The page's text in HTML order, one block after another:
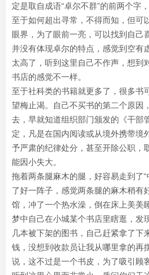
定是取自成语“卓尔不群”的前两个字
至于如何超出寻常，不得而知，但可
眼界，为了眼前一亮，可以找到自己
并没有体现卓尔的特点，感觉到空有
太高了，听到这里自己不作声，想到
书店的感觉不一样。
至于社科类的书籍就更多了，很多书
望梅止渴。自己不买书的第二个原因
去，早就知道组织部门颁发的《干部
定，凡是在国内阅读或从境外携带境
予严肃的纪律处分，甚至开除公职，
能因小失大。
拖着两条腿麻木的腿，好容易走到了
了好一阵子，感觉两条腿的麻木稍有
馆，冲了一个热水澡，倒在床上美美
梦中自己在小城某个书店里瞎逛，发
几本被下架的图书，自己赶紧拿了下
钱，没想到收款员让我从哪里拿的再
说，这不过是一个书皮，为了吸引顾